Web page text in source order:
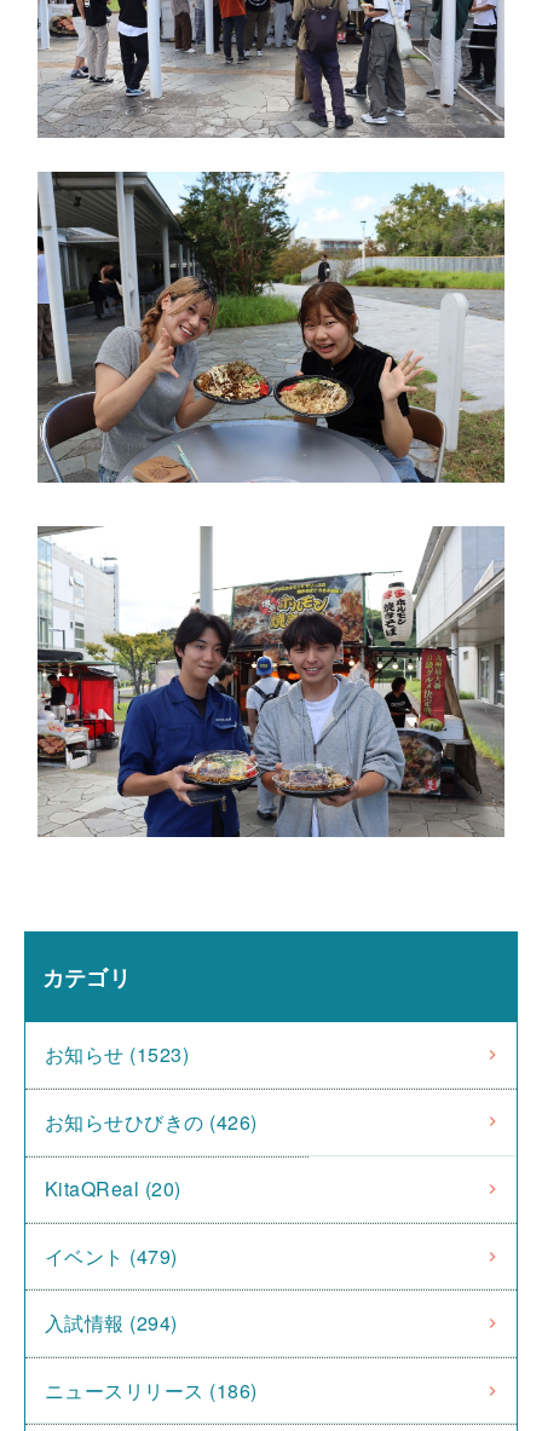
カテゴリ
お知らせ (1523)
お知らせひびきの (426)
KitaQReal (20)
イベント (479)
入試情報 (294)
ニュースリリース (186)